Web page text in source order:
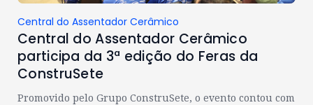
Central do Assentador Cerâmico
Central do Assentador Cerâmico
participa da 3ª edição do Feras da
ConstruSete
Promovido pelo Grupo ConstruSete, o evento contou com